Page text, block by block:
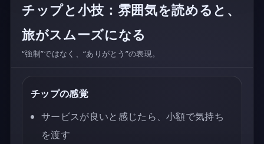
チップと小技：雰囲気を読めると、
旅がスムーズになる
“強制”ではなく、“ありがとう”の表現。
チップの感覚
サービスが良いと感じたら、小額で気持ち
を渡す